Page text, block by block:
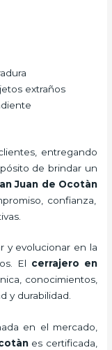
extraños
entregando
de brindar un
Juan de Ocotàn
confianza,
y evolucionar en la
El cerrajero en
conocimientos,
y durabilidad.
en el mercado,
es certificada,